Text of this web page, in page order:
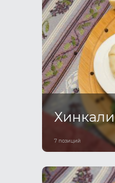
Хинкали
7 позиций